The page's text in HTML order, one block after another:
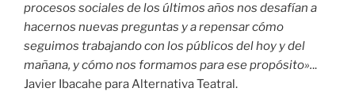
procesos sociales de los últimos años nos desafían a
hacernos nuevas preguntas y a repensar cómo
seguimos trabajando con los públicos del hoy y del
mañana, y cómo nos formamos para ese propósito»...
Javier Ibacahe para Alternativa Teatral.